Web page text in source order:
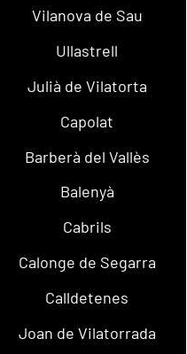
Vilanova de Sau
Ullastrell
Julià de Vilatorta
Capolat
Barberà del Vallès
Balenyà
Cabrils
Calonge de Segarra
Calldetenes
Joan de Vilatorrada